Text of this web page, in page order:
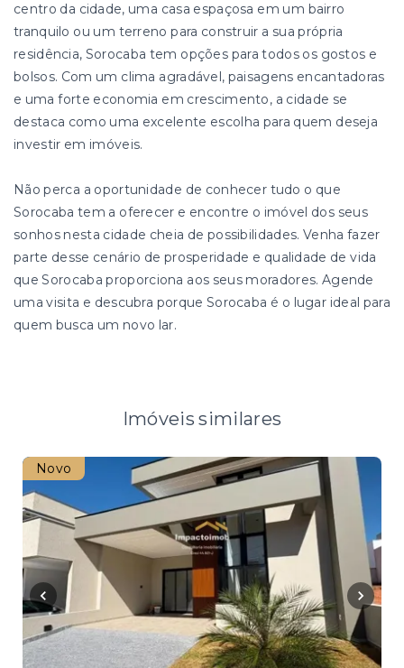
centro da cidade, uma casa espaçosa em um bairro
tranquilo ou um terreno para construir a sua própria
residência, Sorocaba tem opções para todos os gostos e
bolsos. Com um clima agradável, paisagens encantadoras
e uma forte economia em crescimento, a cidade se
destaca como uma excelente escolha para quem deseja
investir em imóveis.
Não perca a oportunidade de conhecer tudo o que
Sorocaba tem a oferecer e encontre o imóvel dos seus
sonhos nesta cidade cheia de possibilidades. Venha fazer
parte desse cenário de prosperidade e qualidade de vida
que Sorocaba proporciona aos seus moradores. Agende
uma visita e descubra porque Sorocaba é o lugar ideal para
quem busca um novo lar.
Imóveis similares
Novo